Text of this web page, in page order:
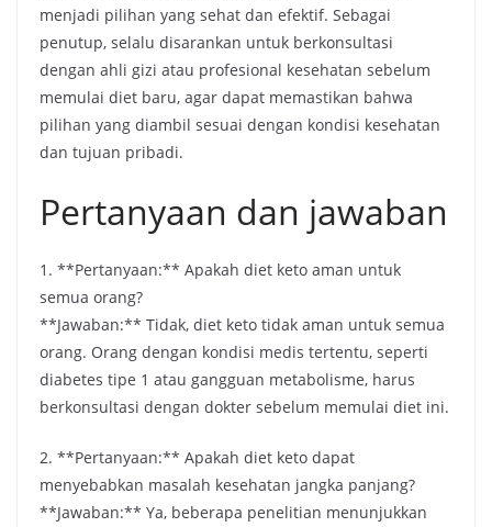
menjadi pilihan yang sehat dan efektif. Sebagai
penutup, selalu disarankan untuk berkonsultasi
dengan ahli gizi atau profesional kesehatan sebelum
memulai diet baru, agar dapat memastikan bahwa
pilihan yang diambil sesuai dengan kondisi kesehatan
dan tujuan pribadi.
Pertanyaan dan jawaban
1. **Pertanyaan:** Apakah diet keto aman untuk
semua orang?
**Jawaban:** Tidak, diet keto tidak aman untuk semua
orang. Orang dengan kondisi medis tertentu, seperti
diabetes tipe 1 atau gangguan metabolisme, harus
berkonsultasi dengan dokter sebelum memulai diet ini.
2. **Pertanyaan:** Apakah diet keto dapat
menyebabkan masalah kesehatan jangka panjang?
**Jawaban:** Ya, beberapa penelitian menunjukkan